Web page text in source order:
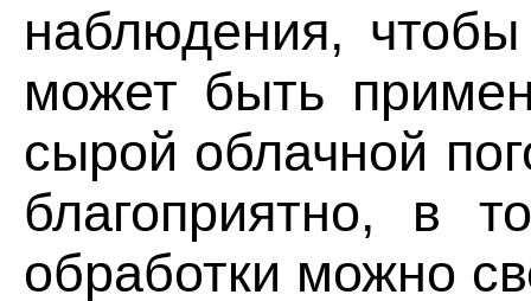
наблюдения,
может быть
сырой облачной
благоприятно, в
обработки можно